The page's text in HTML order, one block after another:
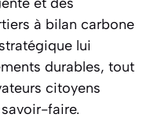
à bilan carbone
lui
durables, tout
citoyens
faire.